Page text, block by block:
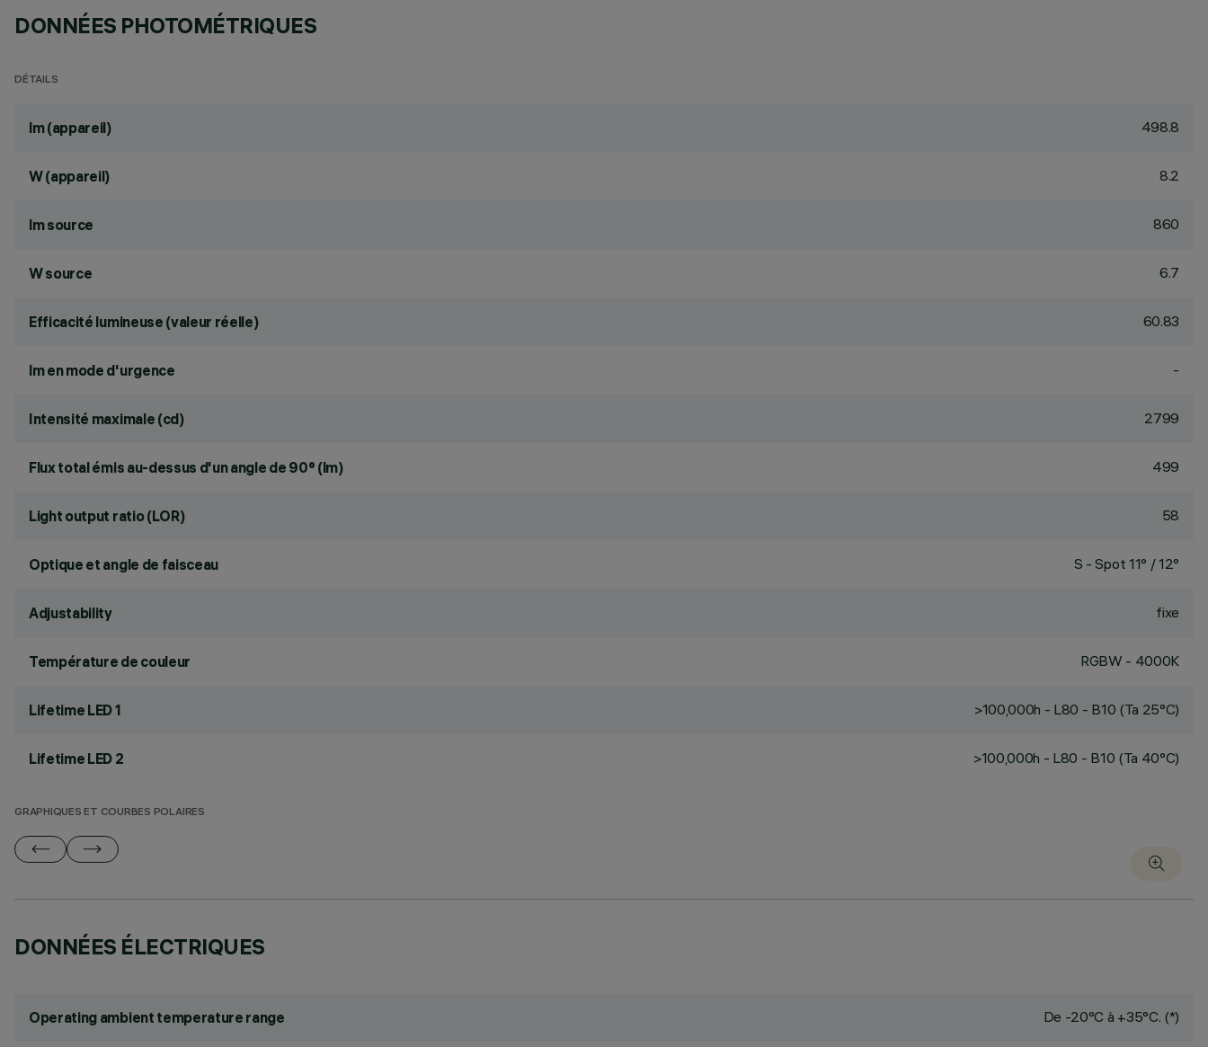
DONNÉES PHOTOMÉTRIQUES
DÉTAILS
lm (appareil) 498.8
W (appareil) 8.2
lm source 860
W source 6.7
Efficacité lumineuse (valeur réelle) 60.83
lm en mode d'urgence -
Intensité maximale (cd) 2799
Flux total émis au-dessus d'un angle de 90° (lm) 499
Light output ratio (LOR) 58
Optique et angle de faisceau S - Spot 11° / 12°
Adjustability fixe
Température de couleur RGBW - 4000K
Lifetime LED 1 >100,000h - L80 - B10 (Ta 25°C)
Lifetime LED 2 >100,000h - L80 - B10 (Ta 40°C)
GRAPHIQUES ET COURBES POLAIRES
DONNÉES ÉLECTRIQUES
Operating ambient temperature range De -20°C à +35°C. (*)